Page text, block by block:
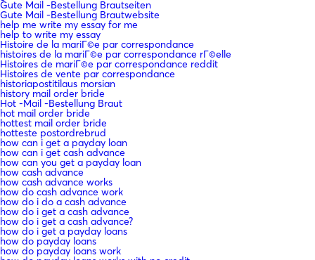
Gute Mail -Bestellung Brautseiten
Gute Mail -Bestellung Brautwebsite
help me write my essay for me
help to write my essay
Histoire de la mariГ©e par correspondance
histoires de la mariГ©e par correspondance rГ©elle
Histoires de mariГ©e par correspondance reddit
Histoires de vente par correspondance
historiapostitilaus morsian
history mail order bride
Hot -Mail -Bestellung Braut
hot mail order bride
hottest mail order bride
hotteste postordrebrud
how can i get a payday loan
how can i get cash advance
how can you get a payday loan
how cash advance
how cash advance works
how do cash advance work
how do i do a cash advance
how do i get a cash advance
how do i get a cash advance?
how do i get a payday loans
how do payday loans
how do payday loans work